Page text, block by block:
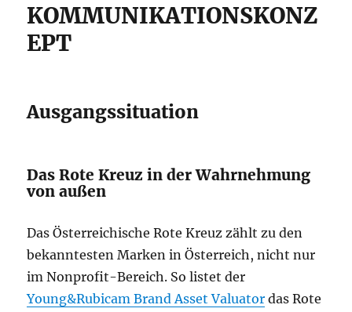
KOMMUNIKATIONSKONZ
EPT
Ausgangssituation
Das Rote Kreuz in der Wahrnehmung
von außen
Das Österreichische Rote Kreuz zählt zu den
bekanntesten Marken in Österreich, nicht nur
im Nonprofit-Bereich. So listet der
Young&Rubicam Brand Asset Valuator das Rote